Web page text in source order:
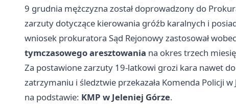
9 grudnia mężczyzna został doprowadzony do
zarzuty dotyczące kierowania gróźb karalnych i
wniosek prokuratora Sąd Rejonowy zastosował
tymczasowego aresztowania na okres trzech
Za postawione zarzuty 19-latkowi grozi kara nawet do
zatrzymaniu i śledztwie przekazała Komenda Policji w
na podstawie: KMP w Jeleniej Górze.